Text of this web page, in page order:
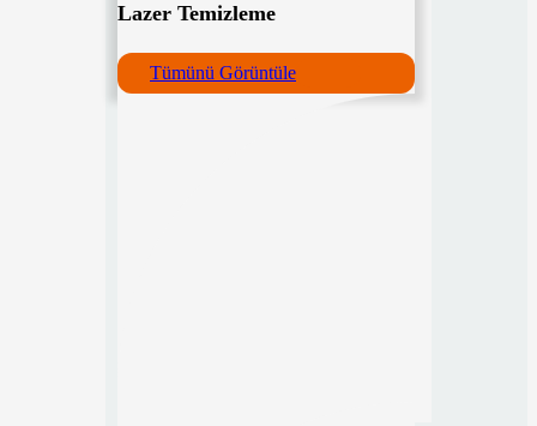
Lazer Temizleme
Tümünü Görüntüle